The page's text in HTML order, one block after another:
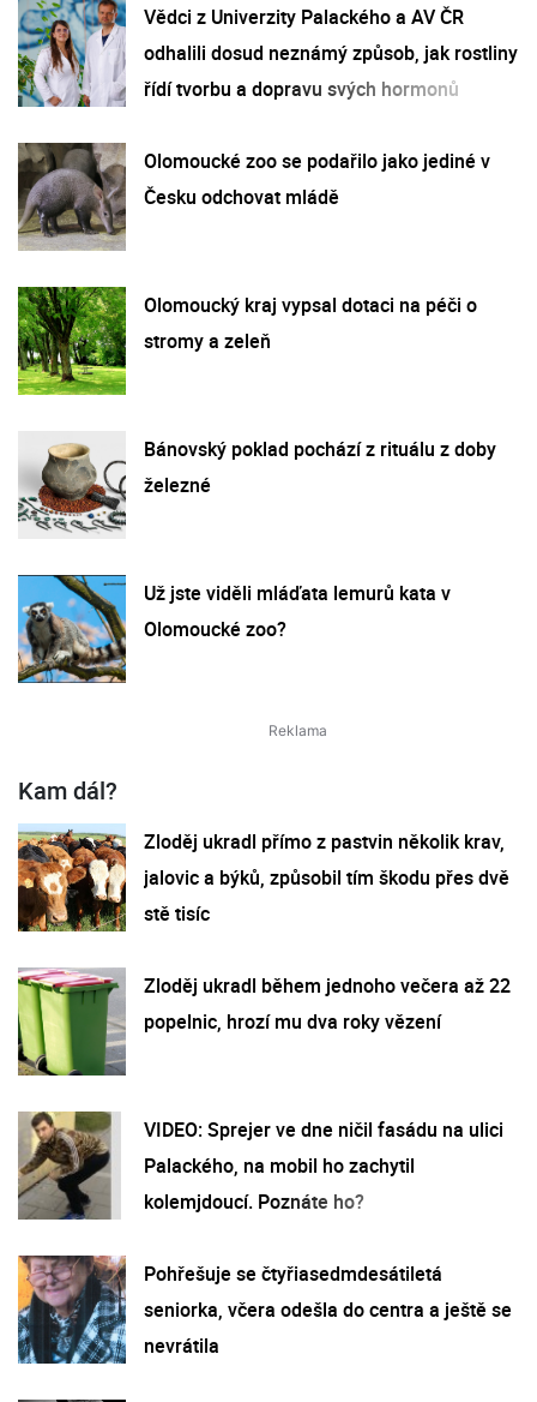
Vědci z Univerzity Palackého a AV ČR
odhalili dosud neznámý způsob, jak rostliny
řídí tvorbu a dopravu svých hormonů
Olomoucké zoo se podařilo jako jediné v
Česku odchovat mládě
Olomoucký kraj vypsal dotaci na péči o
stromy a zeleň
Bánovský poklad pochází z rituálu z doby
železné
Už jste viděli mláďata lemurů kata v
Olomoucké zoo?
Kam dál?
Zloděj ukradl přímo z pastvin několik krav,
jalovic a býků, způsobil tím škodu přes dvě
stě tisíc
Zloděj ukradl během jednoho večera až 22
popelnic, hrozí mu dva roky vězení
VIDEO: Sprejer ve dne ničil fasádu na ulici
Palackého, na mobil ho zachytil
kolemjdoucí. Poznáte ho?
Pohřešuje se čtyřiasedmdesátiletá
seniorka, včera odešla do centra a ještě se
nevrátila